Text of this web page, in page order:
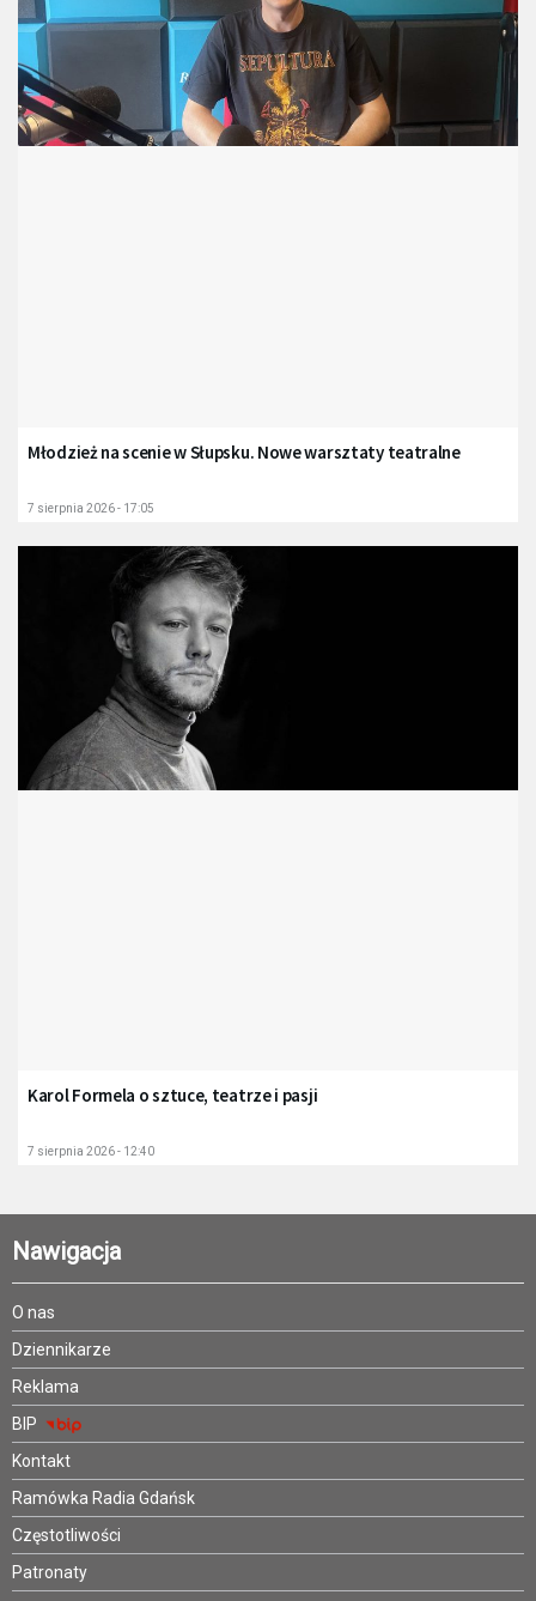
Młodzież na scenie w Słupsku. Nowe warsztaty teatralne
7 sierpnia 2026 - 17:05
Karol Formela o sztuce, teatrze i pasji
7 sierpnia 2026 - 12:40
Nawigacja
O nas
Dziennikarze
Reklama
BIP
Kontakt
Ramówka Radia Gdańsk
Częstotliwości
Patronaty